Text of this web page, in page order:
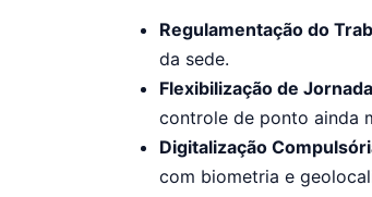
Regulamentação do
da sede.
Flexibilização de
controle de ponto ainda
Digitalização
com biometria e